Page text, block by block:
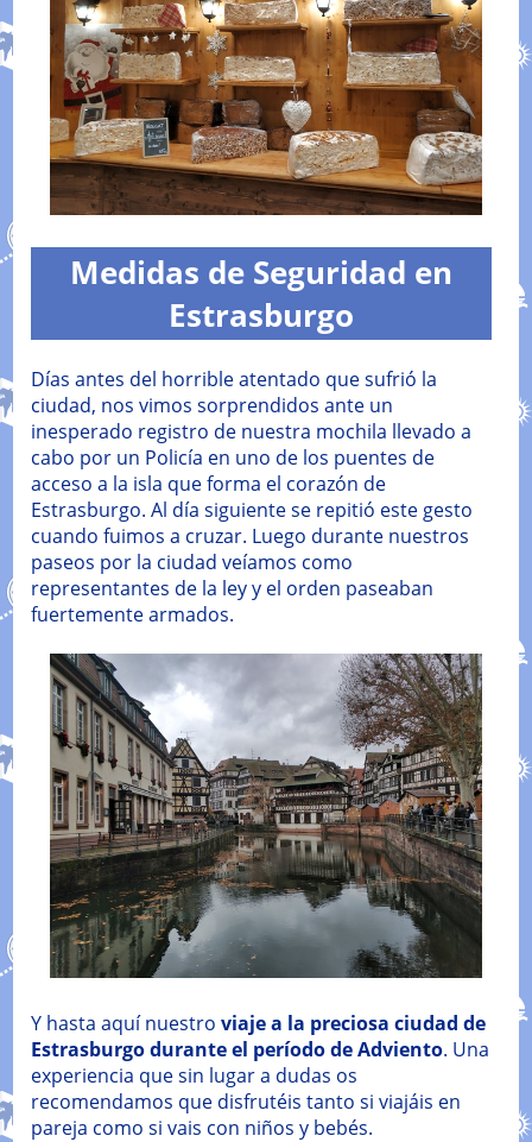
Medidas de Seguridad en
Estrasburgo
Días antes del horrible atentado que sufrió la
ciudad, nos vimos sorprendidos ante un
inesperado registro de nuestra mochila llevado a
cabo por un Policía en uno de los puentes de
acceso a la isla que forma el corazón de
Estrasburgo. Al día siguiente se repitió este gesto
cuando fuimos a cruzar. Luego durante nuestros
paseos por la ciudad veíamos como
representantes de la ley y el orden paseaban
fuertemente armados.
Y hasta aquí nuestro viaje a la preciosa ciudad de
Estrasburgo durante el período de Adviento. Una
experiencia que sin lugar a dudas os
recomendamos que disfrutéis tanto si viajáis en
pareja como si vais con niños y bebés.